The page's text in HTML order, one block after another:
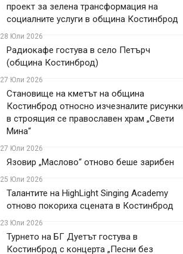
проект за зелена трансформация на
социалните услуги в община Костинброд
28 Юли 2026
Радиокафе гостува в село Петърч
(община Костинброд)
27 Юли 2026
Становище на кметът на община
Костинброд относно изчезналите рисунки
в строящия се православен храм „Свети
Мина“
27 Юли 2026
Язовир „Маслово“ отново беше зарибен
25 Юли 2026
Талантите на HighLight Singing Academy
отново покориха сцената в Костинброд
23 Юли 2026
Турнето на БГ Дуетът гостува в
Костинброд с концерта „Песни без